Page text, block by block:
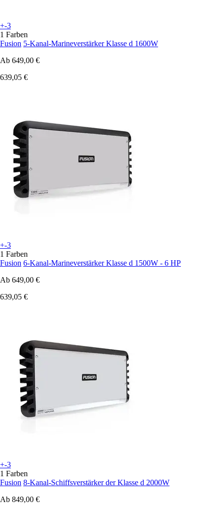
+-3
1 Farben
Fusion 5-Kanal-Marineverstärker Klasse d 1600W
Ab 649,00 €
639,05 €
+-3
1 Farben
Fusion 6-Kanal-Marineverstärker Klasse d 1500W - 6 HP
Ab 649,00 €
639,05 €
+-3
1 Farben
Fusion 8-Kanal-Schiffsverstärker der Klasse d 2000W
Ab 849,00 €